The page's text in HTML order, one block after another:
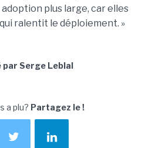
plus large, car elles
ralentit le déploiement. »
par Serge Leblal
a plu? Partagez le !